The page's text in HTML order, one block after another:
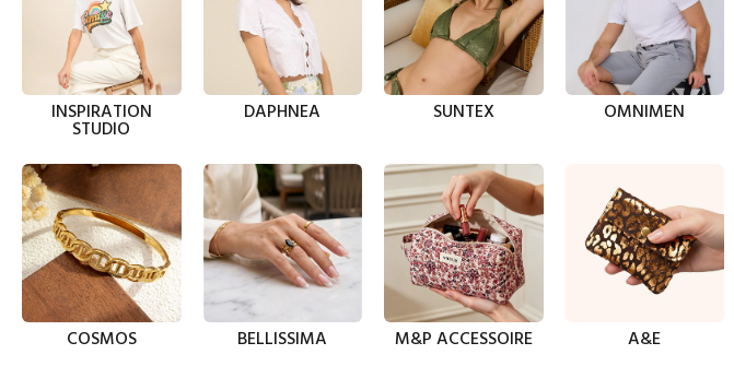
INSPIRATION
STUDIO
DAPHNEA SUNTEX OMNIMEN
COSMOS BELLISSIMA M&P ACCESSOIRE A&E